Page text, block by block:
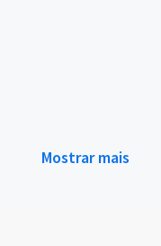
Mostrar mais